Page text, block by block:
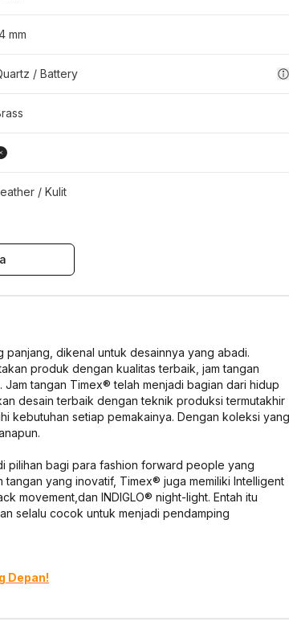
mm
/ Battery
/ Kulit
dikenal untuk desainnya yang abadi.
produk dengan kualitas terbaik, jam tangan
tangan Timex® telah menjadi bagian dari hidup
desain terbaik dengan teknik produksi termutakhir
kebutuhan setiap pemakainya. Dengan koleksi yang
pilihan bagi para fashion forward people yang
tangan yang inovatif, Timex® juga memiliki Intelligent
movement, dan INDIGLO® night-light. Entah itu
selalu cocok untuk menjadi pendamping
Depan!